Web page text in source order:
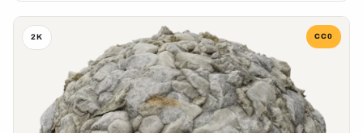
2K CC0